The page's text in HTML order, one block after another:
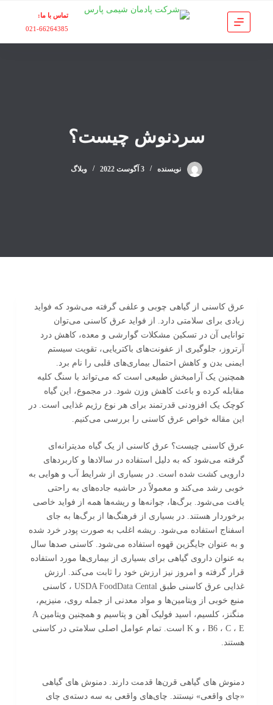
ش
تماس با ما:
021-66264385
سردنوش چیست؟
نویسنده 3 آگوست 2022 وبلاگ
عرق کاسنی از گیاهی چوبی و علفی گرفته می‌شود که فواید
زیادی برای سلامتی دارد. از فواید عرق کاسنی می‌توان
توانایی آن در تسکین مشکلات گوارشی و معده، کاهش درد
آرتروز، جلوگیری از عفونت‌های باکتریایی، تقویت سیستم
ایمنی بدن و کاهش احتمال بیماری‌های قلبی را نام برد.
همچنین یک آرامبخش طبیعی است که می‌تواند با سنگ کلیه
مقابله کرده و باعث کاهش وزن شود. در مجموع، این گیاه
کوچک یک افزودنی قدرتمند برای هر نوع رژیم غذایی است. در
این مقاله خواص عرق کاسنی را بررسی می‌کنیم.
عرق کاسنی چیست؟ عرق کاسنی از یک گیاه مدیترانه‌ای
گرفته می‌شود که به دلیل استفاده در سالادها و کاربردهای
دارویی کشت شده است. در بسیاری از شرایط آب و هوایی به
خوبی رشد می‌کند و معمولاً در حاشیه جاده‌های به راحتی
یافت می‌شود. برگ‌ها، جوانه‌ها و ریشه‌ها همه از فواید خاصی
برخوردار هستند. در بسیاری از فرهنگ‌ها از برگ‌ها به جای
اسفناج استفاده می‌شود. ریشه اغلب به صورت پودر خرد شده
و به عنوان جایگزین قهوه استفاده می‌شود. کاسنی صدها سال
به عنوان داروی گیاهی برای بسیاری از بیماری‌ها مورد استفاده
قرار گرفته و امروز نیز ارزش خود را ثابت می‌کند. ارزش
غذایی عرق کاسنی طبق USDA FoodData Cental ، کاسنی
منبع خوبی از ویتامین‌ها و مواد معدنی از جمله روی، منیزیم،
منگنز، کلسیم، اسید فولیک آهن و پتاسیم و همچنین ویتامین A
، B6 ، C ، E و K است. تمام عوامل اصلی سلامتی در کاسنی
هستند.
دمنوش های گیاهی قرن‌ها قدمت دارند. دمنوش های گیاهی
«چای واقعی» نیستند. چای‌های واقعی به سه دسته‌ی چای